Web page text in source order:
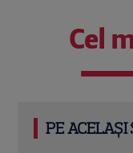
Cel
PE ACELAȘI